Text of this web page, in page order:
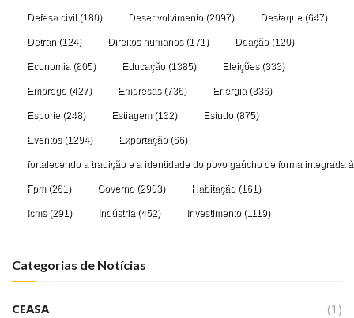
Defesa civil (180) Desenvolvimento(2097) Destaque (647)
Detran (124) Direitos humanos(171) Doação(120)
Economia (805) Educação(1385) Eleições(333)
Emprego(427) Empresas(736) Energia (336)
Esporte (248) Estiagem(132) Estudo(875)
Eventos(1294) Exportação(66)
fortalecendo a tradição e a identidade do povo gaúcho de forma
Fpm(261) Governo(2903) Habitação(161)
Icms(291) Indústria (452) Investimento(1119)
Categorias de Notícias
CEASA
(1)